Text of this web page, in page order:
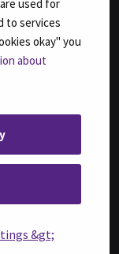
used for
to services
okay" you
about
&gt;